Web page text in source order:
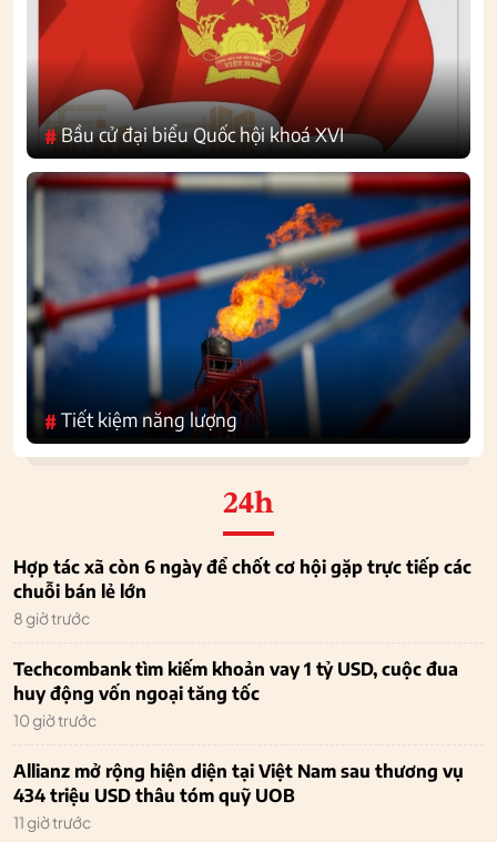
#Bầu cử đại biểu Quốc hội khoá XVI
#Tiết kiệm năng lượng
24h
Hợp tác xã còn 6 ngày để chốt cơ hội gặp trực tiếp các
chuỗi bán lẻ lớn
8 giờ trước
Techcombank tìm kiếm khoản vay 1 tỷ USD, cuộc đua
huy động vốn ngoại tăng tốc
10 giờ trước
Allianz mở rộng hiện diện tại Việt Nam sau thương vụ
434 triệu USD thâu tóm quỹ UOB
11 giờ trước